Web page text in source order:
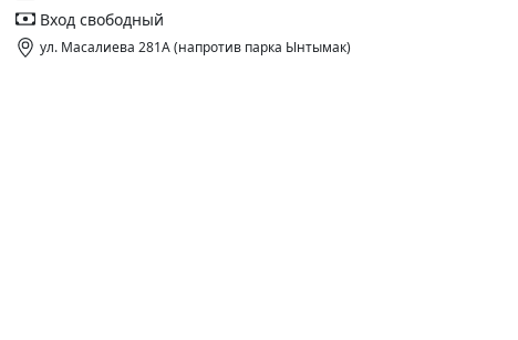
Вход свободный
ул. Масалиева 281А (напротив парка Ынтымак)